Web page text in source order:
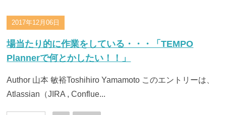
2017年12月06日
場当たり的に作業をしている・・・「TEMPO
Plannerで何とかしたい！！」
Author 山本 敏裕Toshihiro Yamamoto このエントリーは、
Atlassian（JIRA , Conflue...